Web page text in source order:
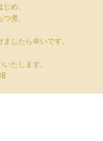
め、
煮、
したら幸いです。
たします。